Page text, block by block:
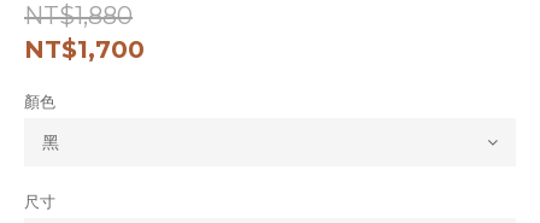
NT$1,880
NT$1,700
顏色
尺寸